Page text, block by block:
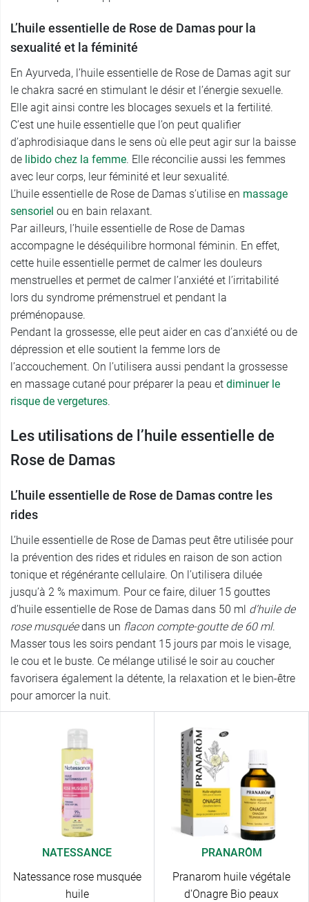
L’huile essentielle de Rose de Damas pour la
sexualité et la féminité
En Ayurveda, l’huile essentielle de Rose de Damas agit sur
le chakra sacré en stimulant le désir et l’énergie sexuelle.
Elle agit ainsi contre les blocages sexuels et la fertilité.
C’est une huile essentielle que l’on peut qualifier
d’aphrodisiaque dans le sens où elle peut agir sur la baisse
de libido chez la femme. Elle réconcilie aussi les femmes
avec leur corps, leur féminité et leur sexualité.
L’huile essentielle de Rose de Damas s’utilise en massage
sensoriel ou en bain relaxant.
Par ailleurs, l’huile essentielle de Rose de Damas
accompagne le déséquilibre hormonal féminin. En effet,
cette huile essentielle permet de calmer les douleurs
menstruelles et permet de calmer l’anxiété et l’irritabilité
lors du syndrome prémenstruel et pendant la
préménopause.
Pendant la grossesse, elle peut aider en cas d’anxiété ou de
dépression et elle soutient la femme lors de
l’accouchement. On l’utilisera aussi pendant la grossesse
en massage cutané pour préparer la peau et diminuer le
risque de vergetures.
Les utilisations de l’huile essentielle de
Rose de Damas
L’huile essentielle de Rose de Damas contre les
rides
L’huile essentielle de Rose de Damas peut être utilisée pour
la prévention des rides et ridules en raison de son action
tonique et régénérante cellulaire. On l’utilisera diluée
jusqu’à 2 % maximum. Pour ce faire, diluer 15 gouttes
d’huile essentielle de Rose de Damas dans 50 ml d’huile de
rose musquéedans un flacon compte-goutte de 60 ml.
Masser tous les soirs pendant 15 jours par mois le visage,
le cou et le buste. Ce mélange utilisé le soir au coucher
favorisera également la détente, la relaxation et le bien-être
pour amorcer la nuit.
NATESSANCE
Natessance rose musquée
huile
PRANARÔM
Pranarom huile végétale
d'Onagre Bio peaux